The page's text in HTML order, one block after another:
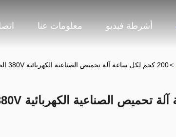
أشرطة فيديو معلومات عنا
>200 كجم لكل ساعة آلة تحميص الصناعية الكهربائية 380V الجهد 15KW الطاقة